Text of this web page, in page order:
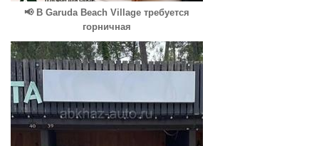
📢 В Garuda Beach Village требуется
горничная